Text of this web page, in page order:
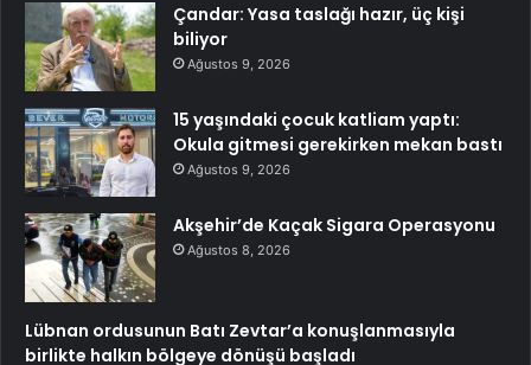
Çandar: Yasa taslağı hazır, üç kişi
biliyor
Ağustos 9, 2026
15 yaşındaki çocuk katliam yaptı:
Okula gitmesi gerekirken mekan bastı
Ağustos 9, 2026
Akşehir’de Kaçak Sigara Operasyonu
Ağustos 8, 2026
Lübnan ordusunun Batı Zevtar’a konuşlanmasıyla
birlikte halkın bölgeye dönüşü başladı